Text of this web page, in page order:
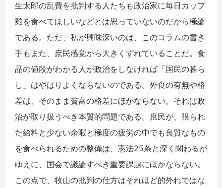
生太郎の乱費を批判する人たちも政治家に毎日カップ
麺を食べてほしいなどとは思っていないのだから極論
である。ただ、私が興味深いのは、このコラムの書き
手もまた、庶民感覚から大きくずれていることだ。食
品の値段がわかる人が政治をしなければ「国民の暮ら
し」はやはりよくならないのである。外食の有無や格
差は、そのまま貧富の格差にほかならない。それは政
治が取り扱うべき本質的問題である。庶民が、限られ
た給料と少ない余暇と極度の疲労の中でも良質なもの
を食べられるための整備は、憲法25条と深く関わるが
ゆえに、国会で議論すべき重要課題にほかならない。
この点で、牧山の批判の仕方はそれほど的外れではな